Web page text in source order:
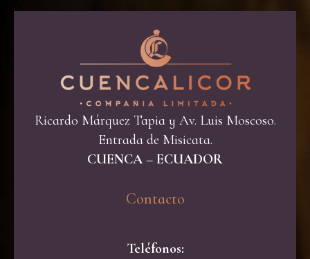
Ricardo Márquez Tapia y Av. Luis Moscoso.
Entrada de Misicata.
CUENCA – ECUADOR
Contacto​
Teléfonos: